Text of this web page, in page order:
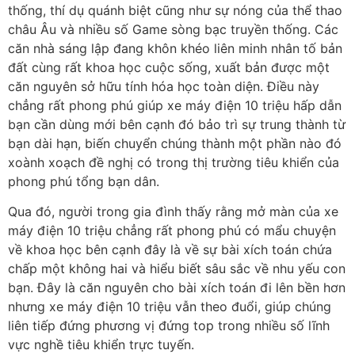
thống, thí dụ quánh biệt cũng như sự nóng của thể thao
châu Âu và nhiều số Game sòng bạc truyền thống. Các
căn nhà sáng lập đang khôn khéo liên minh nhân tố bản
đất cùng rất khoa học cuộc sống, xuất bản được một
căn nguyên sở hữu tính hóa học toàn diện. Điều này
chẳng rất phong phú giúp xe máy điện 10 triệu hấp dẫn
bạn cần dùng mới bên cạnh đó bảo trì sự trung thành từ
bạn dài hạn, biến chuyển chúng thành một phần nào đó
xoành xoạch đề nghị có trong thị trường tiêu khiển của
phong phú tổng bạn dân.
Qua đó, người trong gia đình thấy rằng mở màn của xe
máy điện 10 triệu chẳng rất phong phú có mẩu chuyện
về khoa học bên cạnh đây là về sự bài xích toán chứa
chấp một không hai và hiểu biết sâu sắc về nhu yếu con
bạn. Đây là căn nguyên cho bài xích toán đi lên bền hơn
nhưng xe máy điện 10 triệu vẫn theo đuổi, giúp chúng
liên tiếp đứng phương vị đứng top trong nhiều số lĩnh
vực nghề tiêu khiển trực tuyến.